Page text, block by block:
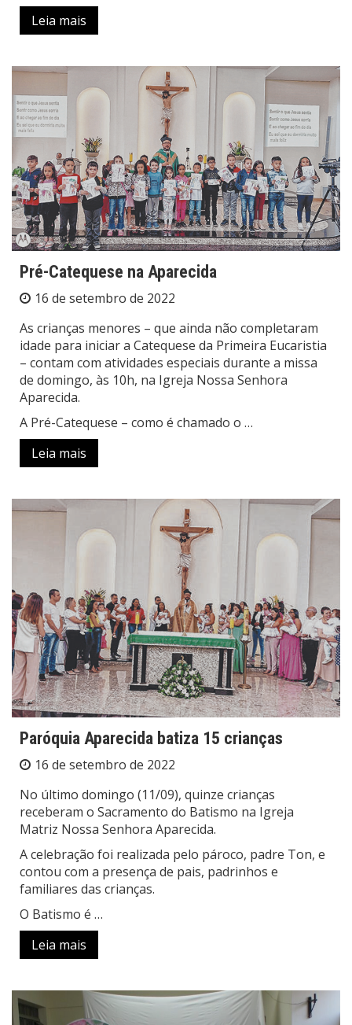
Leia mais
Pré-Catequese na Aparecida
16 de setembro de 2022
As crianças menores – que ainda não completaram
idade para iniciar a Catequese da Primeira Eucaristia
– contam com atividades especiais durante a missa
de domingo, às 10h, na Igreja Nossa Senhora
Aparecida.
A Pré-Catequese – como é chamado o …
Leia mais
Paróquia Aparecida batiza 15 crianças
16 de setembro de 2022
No último domingo (11/09), quinze crianças
receberam o Sacramento do Batismo na Igreja
Matriz Nossa Senhora Aparecida.
A celebração foi realizada pelo pároco, padre Ton, e
contou com a presença de pais, padrinhos e
familiares das crianças.
O Batismo é …
Leia mais